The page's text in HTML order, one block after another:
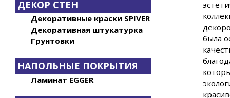
ДЕКОР СТЕН
Декоративные краски SPIVER
Декоративная штукатурка
Грунтовки
НАПОЛЬНЫЕ ПОКРЫТИЯ
Ламинат EGGER
была